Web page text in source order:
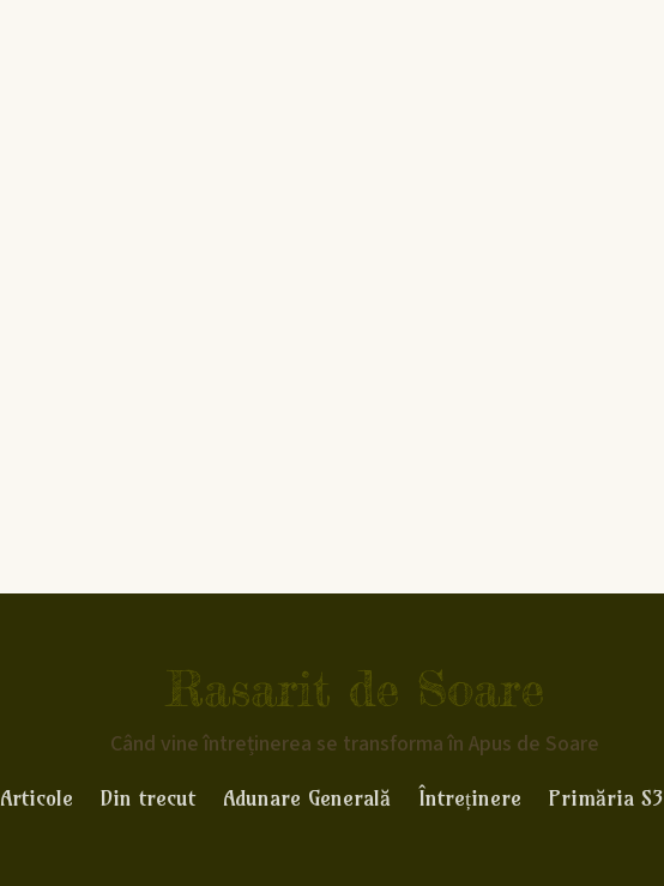
Rasarit de Soare
Când vine întreținerea se transforma în Apus de Soare
Articole Din trecut Adunare Generală Întreținere Primăria S3